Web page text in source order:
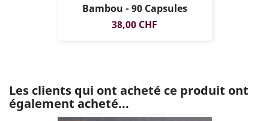
Bambou - 90 Capsules
Prix
38,00 CHF
Les clients qui ont acheté ce produit ont
également acheté...